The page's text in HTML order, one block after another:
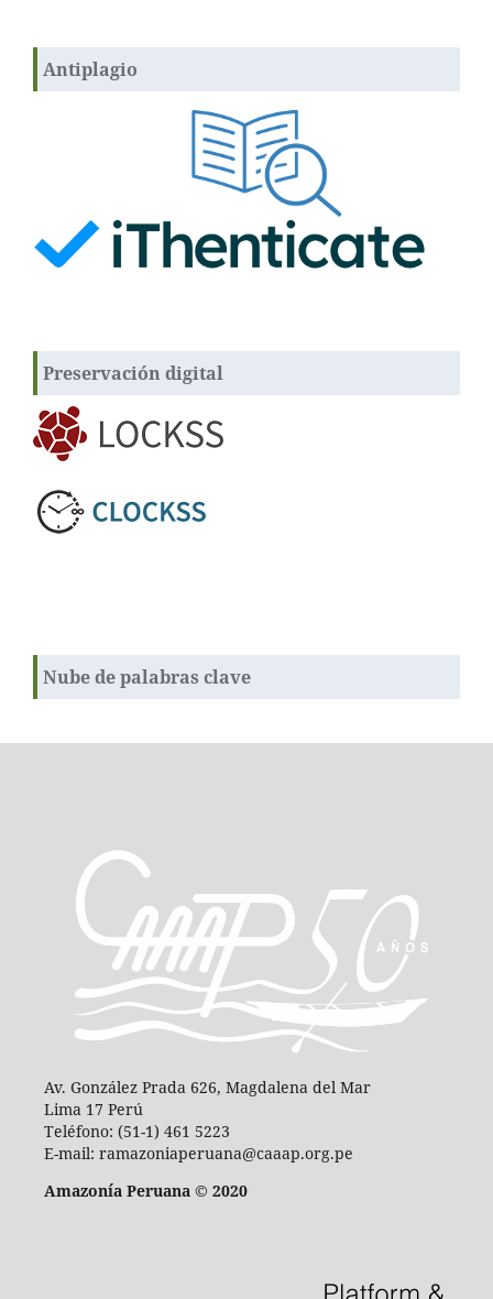
Antiplagio
Preservación digital
Nube de palabras clave
Av. González Prada 626, Magdalena del Mar
Lima 17 Perú
Teléfono: (51-1) 461 5223
E-mail: ramazoniaperuana@caaap.org.pe
Amazonía Peruana © 2020